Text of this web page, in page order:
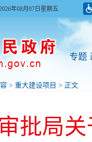
年08月07日星期五
专题
> 重大建设项目 > 正文
批局